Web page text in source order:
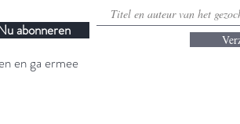
abonneren
en ga ermee